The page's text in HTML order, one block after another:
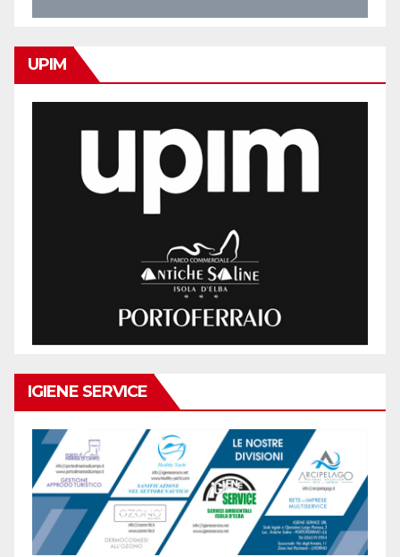
UPIM
IGIENE SERVICE